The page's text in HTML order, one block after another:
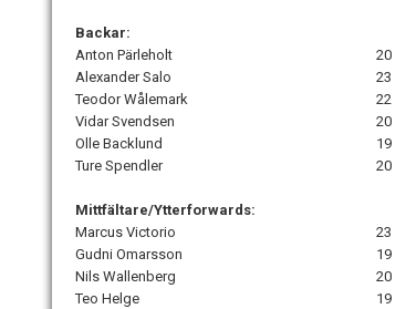
Backar:
Anton Pärleholt
20
Alexander Salo
23
Teodor Wålemark
22
Vidar Svendsen
20
Olle Backlund
19
Ture Spendler
20
Mittfältare/Ytterforwards:
Marcus Victorio
23
Gudni Omarsson
19
Nils Wallenberg
20
Teo Helge
19